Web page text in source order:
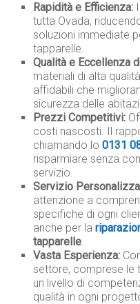
Rapidità e Efficienza:
tutta Ovada,
soluzioni immediate
tapparelle.
Qualità e Eccellenza
materiali di alta
affidabili che
sicurezza delle
Prezzi Competitivi:
costi nascosti. Il
chiamando lo0131
risparmiare senza
servizio.
Servizio
attenzione a
specifiche di ogni
anche per la
tapparelle.
Vasta Esperienza:
settore, comprese le
un livello di
qualità in ogni